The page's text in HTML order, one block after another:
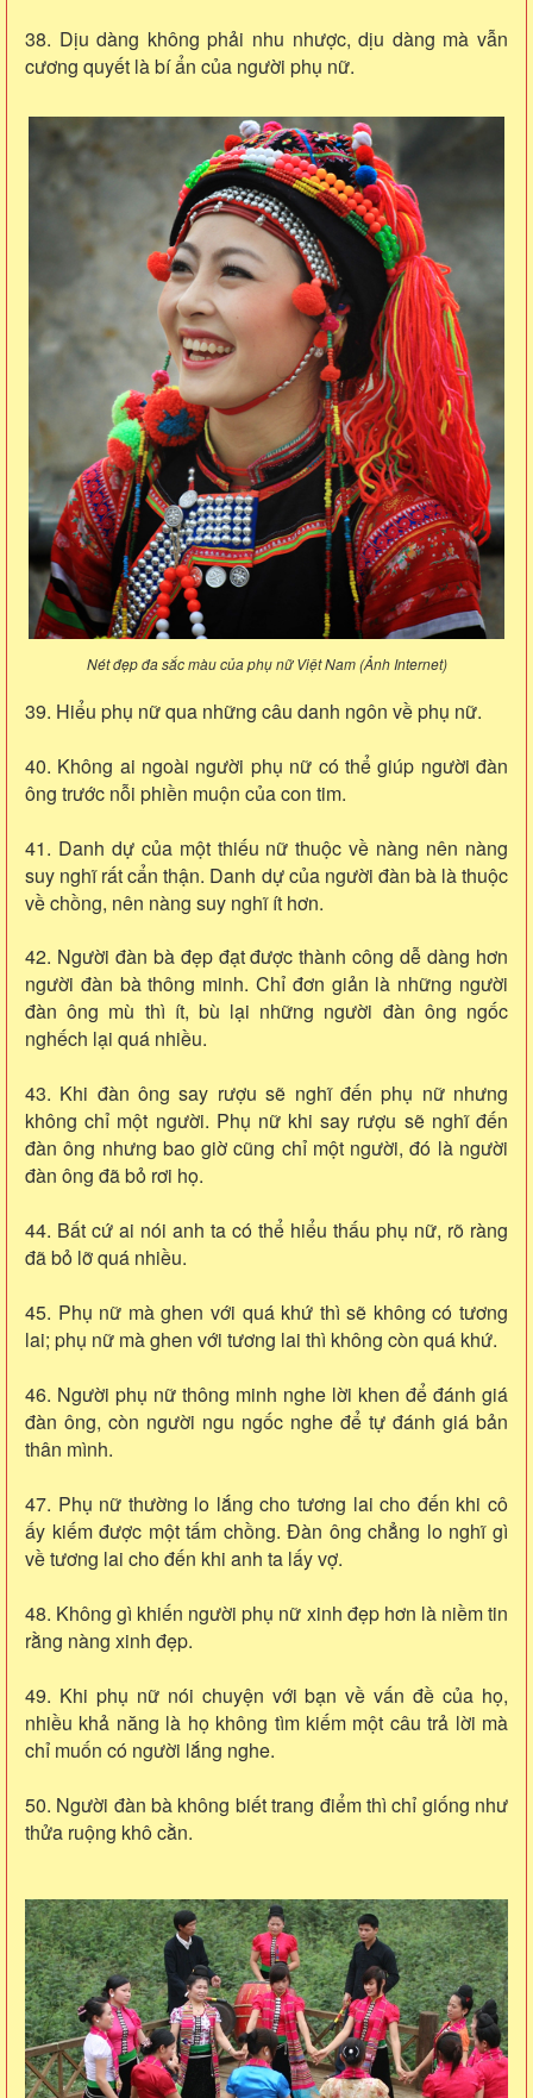
38. Dịu dàng không phải nhu nhược, dịu dàng mà vẫn
cương quyết là bí ẩn của người phụ nữ.
Nét đẹp đa sắc màu của phụ nữ Việt Nam (Ảnh Internet)
39. Hiểu phụ nữ qua những câu danh ngôn về phụ nữ.
40. Không ai ngoài người phụ nữ có thể giúp người đàn
ông trước nỗi phiền muộn của con tim.
41. Danh dự của một thiếu nữ thuộc về nàng nên nàng
suy nghĩ rất cẩn thận. Danh dự của người đàn bà là thuộc
về chồng, nên nàng suy nghĩ ít hơn.
42. Người đàn bà đẹp đạt được thành công dễ dàng hơn
người đàn bà thông minh. Chỉ đơn giản là những người
đàn ông mù thì ít, bù lại những người đàn ông ngốc
nghếch lại quá nhiều.
43. Khi đàn ông say rượu sẽ nghĩ đến phụ nữ nhưng
không chỉ một người. Phụ nữ khi say rượu sẽ nghĩ đến
đàn ông nhưng bao giờ cũng chỉ một người, đó là người
đàn ông đã bỏ rơi họ.
44. Bất cứ ai nói anh ta có thể hiểu thấu phụ nữ, rõ ràng
đã bỏ lỡ quá nhiều.
45. Phụ nữ mà ghen với quá khứ thì sẽ không có tương
lai; phụ nữ mà ghen với tương lai thì không còn quá khứ.
46. Người phụ nữ thông minh nghe lời khen để đánh giá
đàn ông, còn người ngu ngốc nghe để tự đánh giá bản
thân mình.
47. Phụ nữ thường lo lắng cho tương lai cho đến khi cô
ấy kiếm được một tấm chồng. Đàn ông chẳng lo nghĩ gì
về tương lai cho đến khi anh ta lấy vợ.
48. Không gì khiến người phụ nữ xinh đẹp hơn là niềm tin
rằng nàng xinh đẹp.
49. Khi phụ nữ nói chuyện với bạn về vấn đề của họ,
nhiều khả năng là họ không tìm kiếm một câu trả lời mà
chỉ muốn có người lắng nghe.
50. Người đàn bà không biết trang điểm thì chỉ giống như
thửa ruộng khô cằn.